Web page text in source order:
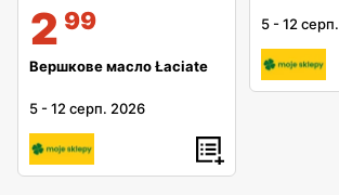
2 99
Вершкове масло Łaciate
5 -12 серп. 2026
5 -12